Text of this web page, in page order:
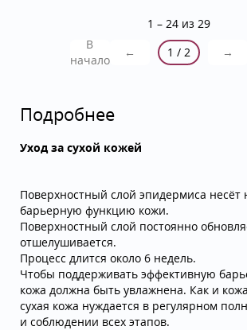
1 – 24 из 29
В
начало
← 1 / 2 →
Подробнее
Уход за сухой кожей
Поверхностный слой эпидермиса несёт
барьерную функцию кожи.
Поверхностный слой постоянно
отшелушивается.
Процесс длится около 6 недель.
Чтобы поддерживать эффективную
кожа должна быть увлажнена. Как и
сухая кожа нуждается в регулярном
и соблюдении всех этапов.